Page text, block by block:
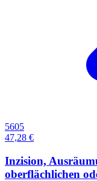
5605
47,28 €
Inzision,
oberflächlichen